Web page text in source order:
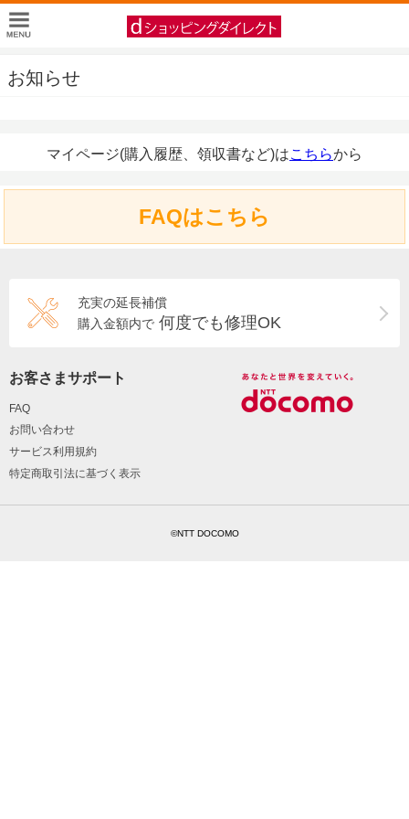
お知らせ
マイページ(購入履歴、領収書など)はこちらから
FAQはこちら
充実の延長補償
購入金額内で 何度でも修理OK
お客さまサポート
FAQ
お問い合わせ
サービス利用規約
特定商取引法に基づく表示
©NTT DOCOMO